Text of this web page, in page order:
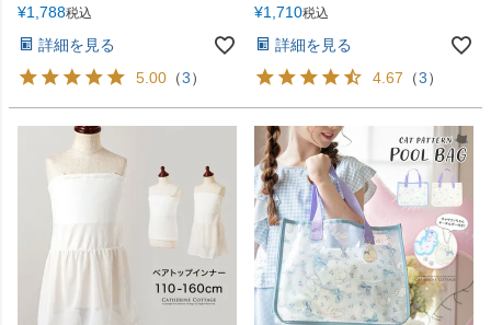
¥1,788税込
詳細を見る
5.00 （3）
¥1,710税込
詳細を見る
4.67 （3）